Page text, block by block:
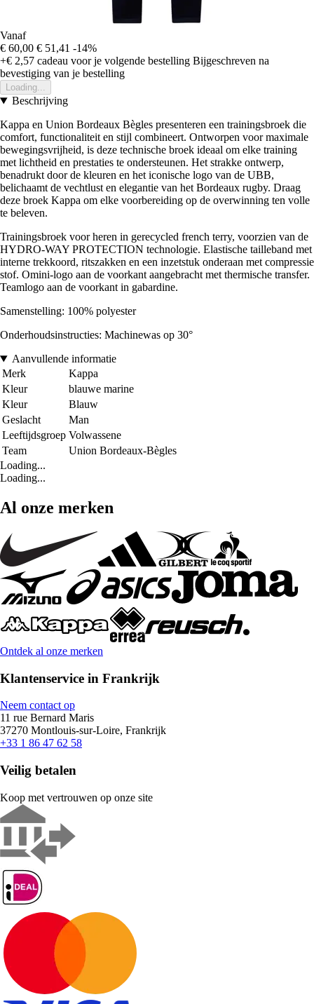
Vanaf
€ 60,00 € 51,41 -14%
+€ 2,57 cadeau voor je volgende bestelling Bijgeschreven na
bevestiging van je bestelling
Loading...
Beschrijving
Kappa en Union Bordeaux Bègles presenteren een trainingsbroek die
comfort, functionaliteit en stijl combineert. Ontworpen voor maximale
bewegingsvrijheid, is deze technische broek ideaal om elke training
met lichtheid en prestaties te ondersteunen. Het strakke ontwerp,
benadrukt door de kleuren en het iconische logo van de UBB,
belichaamt de vechtlust en elegantie van het Bordeaux rugby. Draag
deze broek Kappa om elke voorbereiding op de overwinning ten volle
te beleven.
Trainingsbroek voor heren in gerecycled french terry, voorzien van de
HYDRO-WAY PROTECTION technologie. Elastische tailleband met
interne trekkoord, ritszakken en een inzetstuk onderaan met compressie
stof. Omini-logo aan de voorkant aangebracht met thermische transfer.
Teamlogo aan de voorkant in gabardine.
Samenstelling: 100% polyester
Onderhoudsinstructies: Machinewas op 30°
Aanvullende informatie
Merk
Kappa
Kleur
blauwe marine
Kleur
Blauw
Geslacht
Man
Leeftijdsgroep Volwassene
Team
Union Bordeaux-Bègles
Loading...
Loading...
Al onze merken
Ontdek al onze merken
Klantenservice in Frankrijk
Neem contact op
11 rue Bernard Maris
37270 Montlouis-sur-Loire, Frankrijk
+33 1 86 47 62 58
Veilig betalen
Koop met vertrouwen op onze site